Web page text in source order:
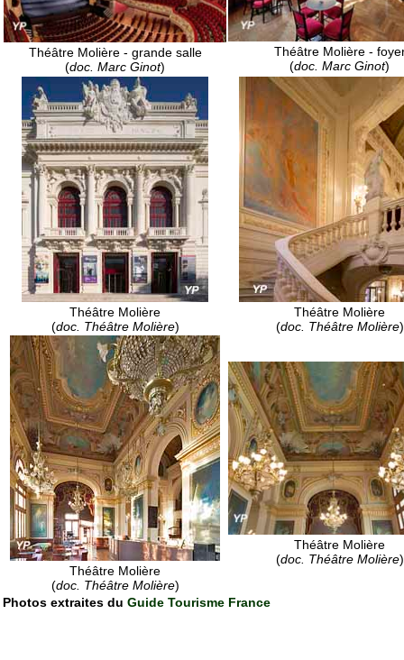
Théâtre Molière - grande salle
(doc. Marc Ginot)
Théâtre Molière -
(doc. Marc Ginot)
Théâtre Molière
(doc. Théâtre Molière)
Théâtre Molière
(doc. Théâtre Molière)
Théâtre Molière
(doc. Théâtre Molière)
Théâtre Molière
(doc. Théâtre Molière)
Photos extraites du Guide Tourisme France